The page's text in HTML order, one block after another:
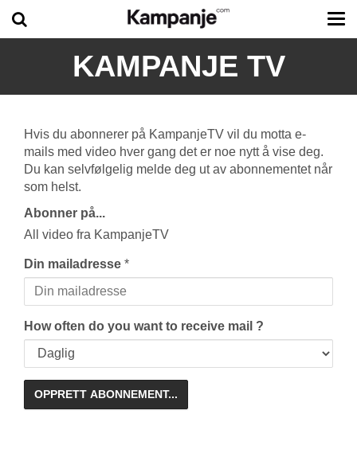
KAMPANJE TV
Hvis du abonnerer på KampanjeTV vil du motta e-
mails med video hver gang det er noe nytt å vise deg.
Du kan selvfølgelig melde deg ut av abonnementet når
som helst.
Abonner på...
All video fra KampanjeTV
Din mailadresse *
How often do you want to receive mail ?